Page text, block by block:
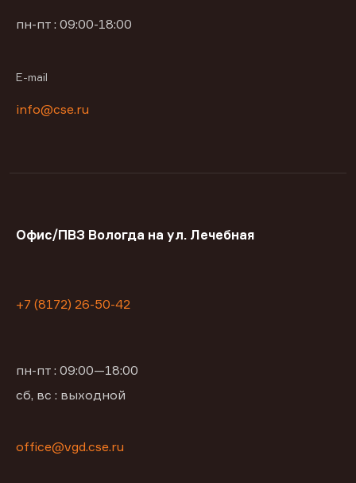
пн-пт : 09:00-18:00
E-mail
info@cse.ru
Офис/ПВЗ Вологда на ул. Лечебная
+7 (8172) 26-50-42
пн-пт : 09:00—18:00
сб, вс : выходной
office@vgd.cse.ru